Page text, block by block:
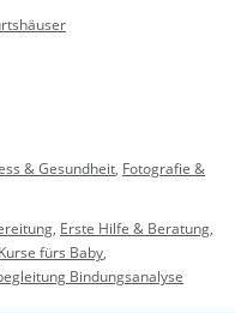
& Gesundheit, Fotografie &
, Erste Hilfe & Beratung,
Kurse fürs Baby,
Bindungsanalyse